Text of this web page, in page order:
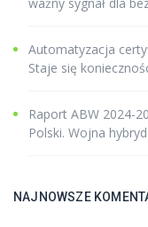
Automatyzacja
Staje się
Raport ABW 2024-
Polski. Wojna
NAJNOWSZE